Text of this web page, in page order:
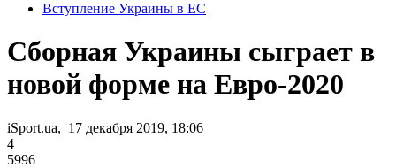
Вступление Украины в ЕС
Сборная Украины сыграет в
новой форме на Евро-2020
iSport.ua, 17 декабря 2019, 18:06
4
5996